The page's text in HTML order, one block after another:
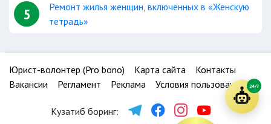
5
Ремонт жилья женщин, включенных в «Женскую
тетрадь»
Юрист-волонтер (Pro bono) Карта сайта
Контакты
Вакансии
Регламент Реклама Условия пользования
Кузатиб боринг:
24/7